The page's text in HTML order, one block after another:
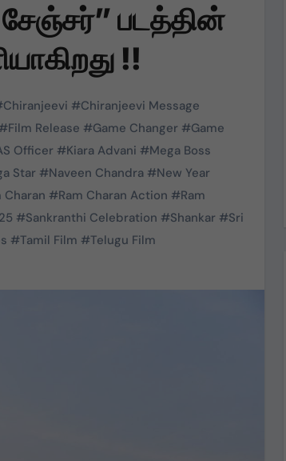
சேஞ்சர்” படத்தின்
!!
Chiranjeevi #Chiranjeevi Message
#Film Release #Game Changer #Game
Officer #Kiara Advani #Mega Boss
Star #Naveen Chandra#New Year
Charan #Ram Charan Action #Ram
#Sankranthi Celebration #Shankar #Sri
#Tamil Film #Telugu Film